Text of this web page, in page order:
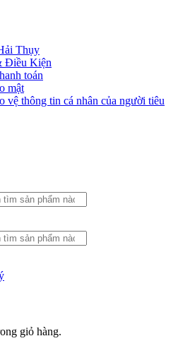
Thụy
Điều Kiện
toán
mật
vệ thông tin cá nhân của người tiêu
giỏ hàng.